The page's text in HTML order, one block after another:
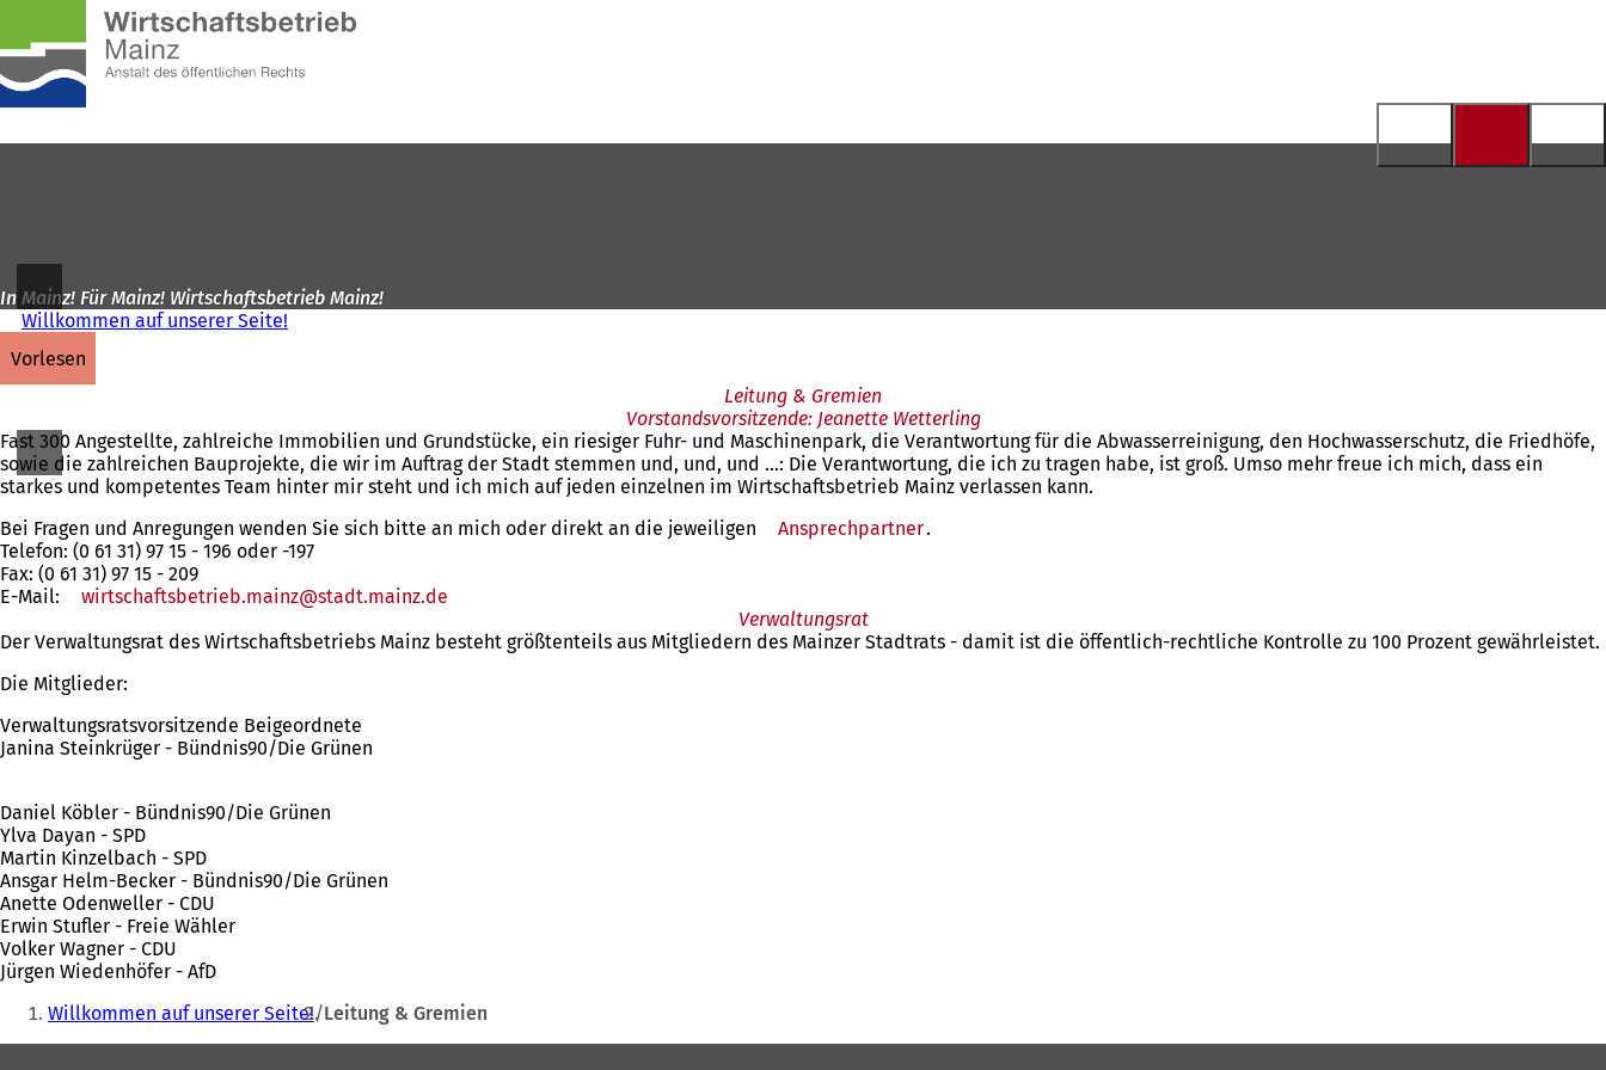
Inhalt anspringen
In Mainz! Für Mainz! Wirtschaftsbetrieb Mainz!
Willkommen auf unserer Seite!
vorlesen
Leitung & Gremien
Vorstandsvorsitzende: Jeanette Wetterling
Fast 300 Angestellte, zahlreiche Immobilien und Grundstücke, ein riesiger Fuhr- und Maschinenpark, die Verantwortung für die Abwasserreinigung, den Hochwasserschutz, die Friedhöfe,
sowie die zahlreichen Bauprojekte, die wir im Auftrag der Stadt stemmen und, und, und …: Die Verantwortung, die ich zu tragen habe, ist groß. Umso mehr freue ich mich, dass ein
starkes und kompetentes Team hinter mir steht und ich mich auf jeden einzelnen im Wirtschaftsbetrieb Mainz verlassen kann.
Bei Fragen und Anregungen wenden Sie sich bitte an mich oder direkt an die jeweiligen
Ansprechpartner(Öffnet
.
Telefon: (0 61 31) 97 15 - 196 oder -197
Fax: (0 61 31) 97 15 - 209
E-Mail:
wirtschaftsbetrieb.mainz stadt.mainz de
Verwaltungsrat
Der Verwaltungsrat des Wirtschaftsbetriebs Mainz besteht größtenteils aus Mitgliedern des Mainzer Stadtrats - damit ist die öffentlich-rechtliche Kontrolle zu 100 Prozent gewährleistet.
Die Mitglieder:
Verwaltungsratsvorsitzende Beigeordnete
Janina Steinkrüger - Bündnis90/Die Grünen
Daniel Köbler - Bündnis90/Die Grünen
Ylva Dayan - SPD
Martin Kinzelbach - SPD
Ansgar Helm-Becker - Bündnis90/Die Grünen
Anette Odenweller - CDU
Erwin Stufler - Freie Wähler
Volker Wagner - CDU
Jürgen Wiedenhöfer - AfD
Sie
befinden
Willkommen auf unserer Seite! Leitung & Gremien